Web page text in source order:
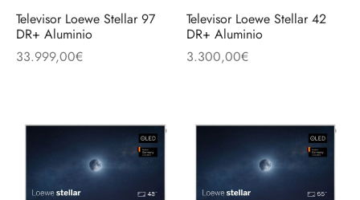
Televisor Loewe Stellar 97
DR+ Aluminio
33.999,00€
Televisor Loewe Stellar 42
DR+ Aluminio
3.300,00€
CD
en Informática